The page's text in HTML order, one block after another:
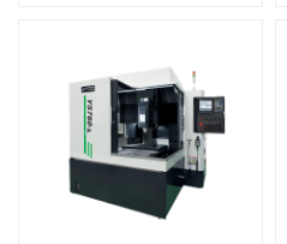
หลักและมอเตอร์เซอร์โว เพิ่ม
ความสามารถในการรับน้ำ
หนักของฐานเครื่อง และยังคง
รักษาความเร็วสูงของเพลา
หลักไว้ ที่สำคัญกว่านั้นคือมี
ความแม่นยำสูง เครื่องแกะ
สลักและกัดยังพัฒนาไปสู่